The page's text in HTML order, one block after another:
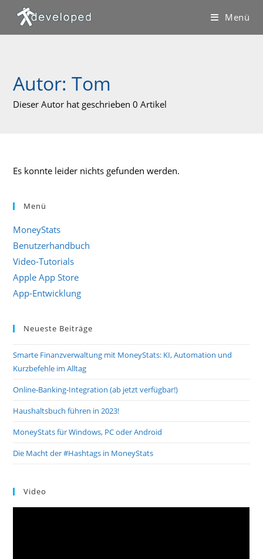
Inhalt
springen
Menü
Autor:Tom
Dieser Autor hat geschrieben 0 Artikel
Es konnte leider nichts gefunden werden.
Menü
MoneyStats
Benutzerhandbuch
Video-Tutorials
Apple App Store
App-Entwicklung
Neueste Beiträge
Smarte Finanzverwaltung mit MoneyStats: KI, Automation und
Kurzbefehle im Alltag
Online-Banking-Integration (ab jetzt verfügbar!)
Haushaltsbuch führen in 2023!
MoneyStats für Windows, PC oder Android
Die Macht der #Hashtags in MoneyStats
Video